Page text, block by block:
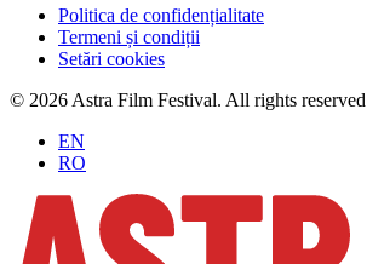
Politica de confidențialitate
Termeni și condiții
Setări cookies
© 2026 Astra Film Festival. All rights
EN
RO